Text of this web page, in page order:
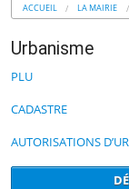
ACCUEIL LA MAIRIE
Urbanisme
PLU
CADASTRE
AUTORISATIONS